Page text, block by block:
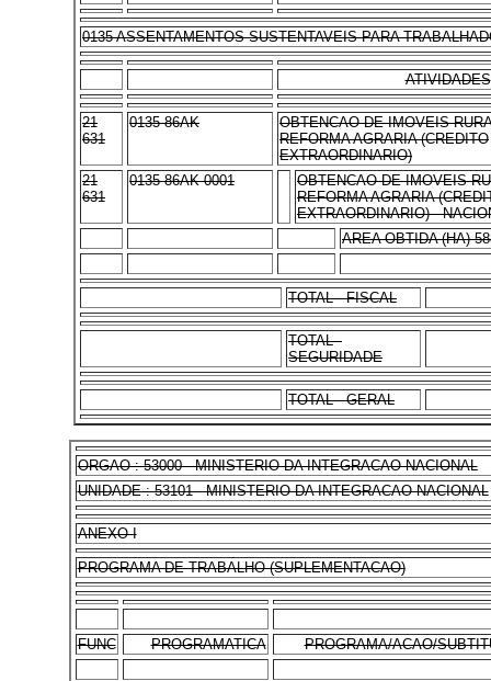
0135 ASSENTAMENTOS SUSTENTAVEIS PARA
ATIVIDADES
21
631
0135 86AK
OBTENCAO DE IMOVEIS
REFORMA AGRARIA (CREDITO
EXTRAORDINARIO)
21
631
0135 86AK 0001
OBTENCAO DE IMOVEIS
REFORMA AGRARIA
EXTRAORDINARIO) -
AREA OBTIDA (HA)
TOTAL - FISCAL
TOTAL -
SEGURIDADE
TOTAL - GERAL
ORGAO : 53000 - MINISTERIO DA INTEGRACAO NACIONAL
UNIDADE : 53101 - MINISTERIO DA INTEGRACAO NACIONAL
ANEXO I
PROGRAMA DE TRABALHO (SUPLEMENTACAO)
FUNC PROGRAMATICA PROGRAMA/ACAO/